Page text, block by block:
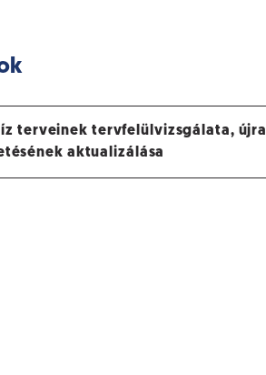
terveinek tervfelülvizsgálata, újra
aktualizálása